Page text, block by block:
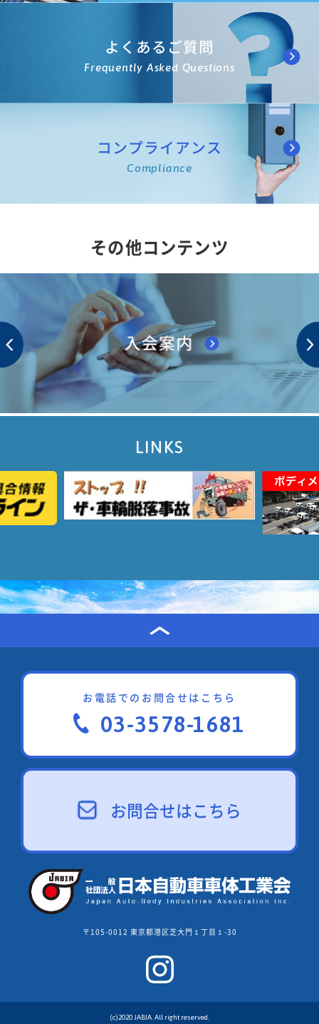
よくあるご質問
Frequently Asked Questions
コンプライアンス
Compliance
その他コンテンツ
LINKS
お電話でのお問合せはこちら
03-3578-1681
お問合せはこちら
〒105-0012 東京都港区芝大門１丁目１-30
(c)2020 JABIA. All right reserved.